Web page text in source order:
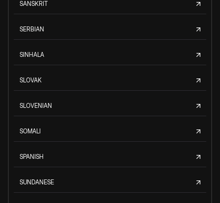
SANSKRIT
SERBIAN
SINHALA
SLOVAK
SLOVENIAN
SOMALI
SPANISH
SUNDANESE